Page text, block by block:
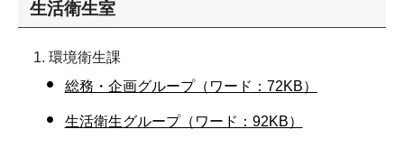
生活衛生室
環境衛生課
総務・企画グループ（ワード：72KB）
生活衛生グループ（ワード：92KB）